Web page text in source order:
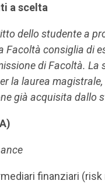
a scelta
dello studente a
Facoltà consiglia di
di Facoltà. La
la laurea
già acquisita dallo
finanziari